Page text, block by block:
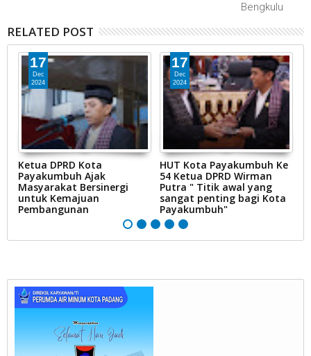
Bengkulu
RELATED POST
17
Dec
2024
Ketua DPRD Kota
Payakumbuh Ajak
Masyarakat Bersinergi
untuk Kemajuan
Pembangunan
17
Dec
2024
HUT Kota Payakumbuh Ke
54 Ketua DPRD Wirman
Putra " Titik awal yang
sangat penting bagi Kota
Payakumbuh"